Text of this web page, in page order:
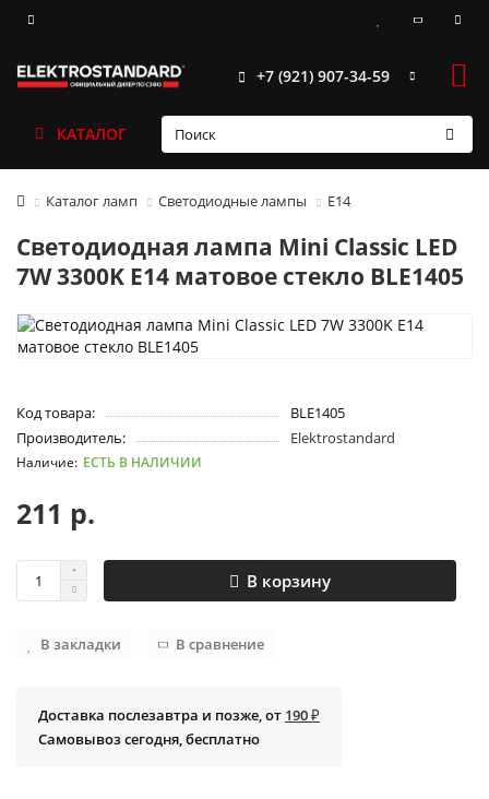
+7 (921) 907-34-59
КАТАЛОГ
Каталог ламп Светодиодные лампы Е14
Светодиодная лампа Mini Classic LED
7W 3300K E14 матовое стекло BLE1405
Код товара:
BLE1405
Производитель:
Elektrostandard
ЕСТЬ В НАЛИЧИИ
211 р.
В корзину
В закладки В сравнение
Доставка послезавтра и позже, от 190 ₽
Самовывоз сегодня, бесплатно